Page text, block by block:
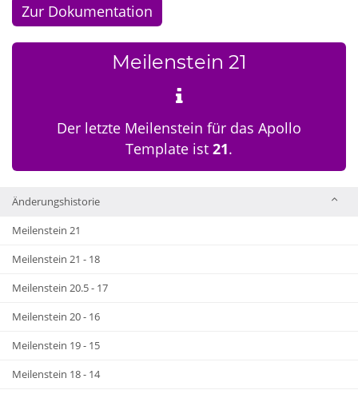
Zur Dokumentation
Meilenstein 21
Der letzte Meilenstein für das Apollo
Template ist 21.
Änderungshistorie
Meilenstein 21
Meilenstein 21 - 18
Meilenstein 20.5 - 17
Meilenstein 20 - 16
Meilenstein 19 - 15
Meilenstein 18 - 14